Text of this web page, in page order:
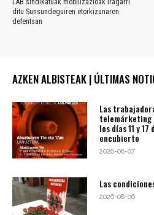
LAB sindikatuak mobilizazioak iragarri
ditu Sunsundeguiren etorkizunaren
defentsan
AZKEN ALBISTEAK | ÚLTIMAS
Las
telemárketing
los días 11 y
encubierto
2026-08-07
Las
2026-08-06